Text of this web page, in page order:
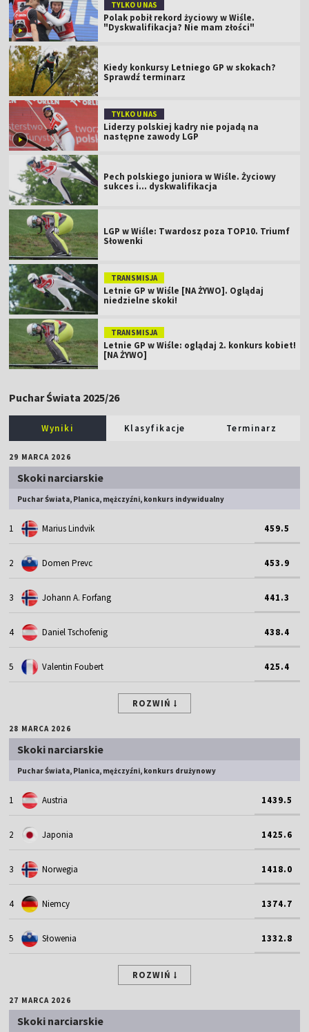
TYLKO U NAS
Polak pobił rekord życiowy w Wiśle.
"Dyskwalifikacja? Nie mam złości"
Kiedy konkursy Letniego GP w skokach?
Sprawdź terminarz
TYLKO U NAS
Liderzy polskiej kadry nie pojadą na
następne zawody LGP
Pech polskiego juniora w Wiśle. Życiowy
sukces i... dyskwalifikacja
LGP w Wiśle: Twardosz poza TOP10. Triumf
Słowenki
TRANSMISJA
Letnie GP w Wiśle [NA ŻYWO]. Oglądaj
niedzielne skoki!
TRANSMISJA
Letnie GP w Wiśle: oglądaj 2. konkurs kobiet!
[NA ŻYWO]
Puchar Świata 2025/26
Wyniki Klasyfikacje Terminarz
29 MARCA 2026
Skoki narciarskie
Puchar Świata, Planica, mężczyźni, konkurs indywidualny
1 Marius Lindvik 459.5
2 Domen Prevc 453.9
3 Johann A. Forfang 441.3
4 Daniel Tschofenig 438.4
5 Valentin Foubert 425.4
ROZWIŃ
28 MARCA 2026
Skoki narciarskie
Puchar Świata, Planica, mężczyźni, konkurs drużynowy
1 Austria 1439.5
2 Japonia 1425.6
3 Norwegia 1418.0
4 Niemcy 1374.7
5 Słowenia 1332.8
ROZWIŃ
27 MARCA 2026
Skoki narciarskie